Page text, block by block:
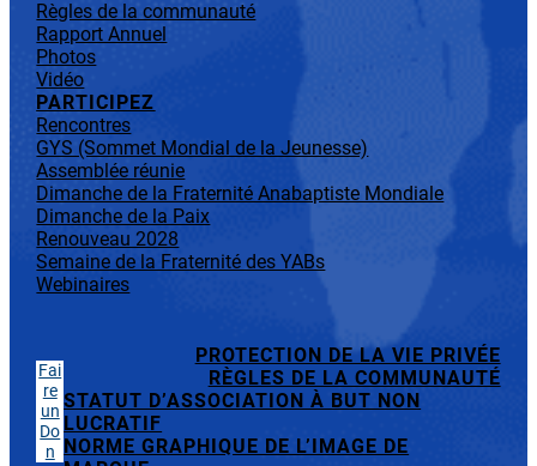
Règles de la communauté
Rapport Annuel
Photos
Vidéo
PARTICIPEZ
Rencontres
GYS (Sommet Mondial de la Jeunesse)
Assemblée réunie
Dimanche de la Fraternité Anabaptiste Mondiale
Dimanche de la Paix
Renouveau 2028
Semaine de la Fraternité des YABs
Webinaires
Fai
re
un
Do
n
PROTECTION DE LA VIE PRIVÉE
RÈGLES DE LA COMMUNAUTÉ
STATUT D’ASSOCIATION À BUT NON
LUCRATIF
NORME GRAPHIQUE DE L’IMAGE DE